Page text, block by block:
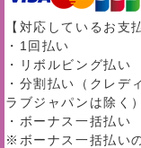
【対応しているお支
・1回払い
・リボルビング払い
・分割払い（クレデ
ラブジャパンは除く）
・ボーナス一括払い
※ボーナス一括払い